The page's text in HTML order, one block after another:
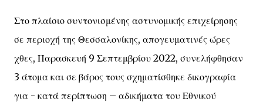
Στο πλαίσιο συντονισμένης αστυνομικής επιχείρησης
σε περιοχή της Θεσσαλονίκης, απογευματινές ώρες
χθες, Παρασκευή 9 Σεπτεμβρίου 2022, συνελήφθησαν
3 άτομα και σε βάρος τους σχηματίσθηκε δικογραφία
για - κατά περίπτωση – αδικήματα του Εθνικού